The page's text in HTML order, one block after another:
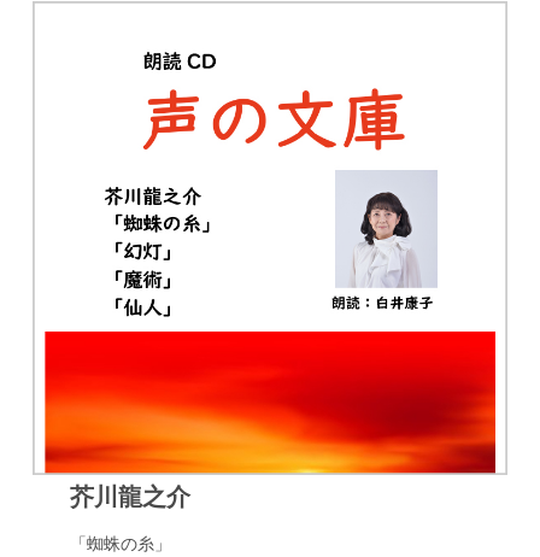
芥川龍之介
「蜘蛛の糸」